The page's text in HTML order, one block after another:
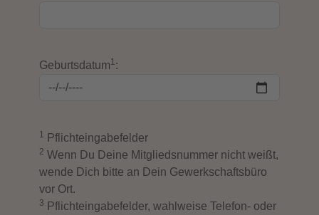
Geburtsdatum1:
1 Pflichteingabefelder
2 Wenn Du Deine Mitgliedsnummer nicht weißt,
wende Dich bitte an Dein Gewerkschaftsbüro
vor Ort.
3 Pflichteingabefelder, wahlweise Telefon- oder